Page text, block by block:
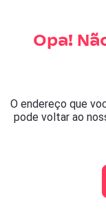
Opa!
O endereço que
pode voltar ao